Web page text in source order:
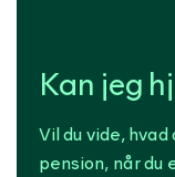
Kan jeg
Vil du vide,
pension, når du